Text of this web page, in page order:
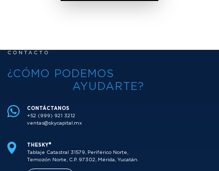
CONTACTO
¿CÓMO PODEMOS
AYUDARTE?
CONTÁCTANOS
+52 (999) 921 3212
ventas@skycapital.mx
THESKY®
Tablaje Catastral 31579, Periférico Norte,
Temozón Norte, C.P. 97302, Mérida, Yucatán.